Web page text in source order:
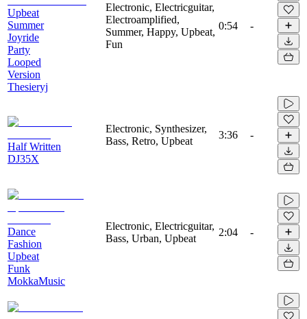
Upbeat
Summer
Joyride
Party
Looped
Version
Thesieryj
Electronic, Electricguitar,
Electroamplified,
Summer, Happy, Upbeat,
Fun
0:54 -
Half Written
DJ35X
Electronic, Synthesizer,
Bass, Retro, Upbeat
3:36 -
Dance
Fashion
Upbeat
Funk
MokkaMusic
Electronic, Electricguitar,
Bass, Urban, Upbeat
2:04 -